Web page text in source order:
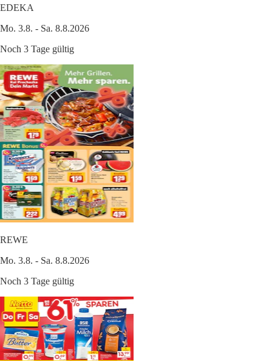
EDEKA
Mo. 3.8. - Sa. 8.8.2026
Noch 3 Tage gültig
REWE
Mo. 3.8. - Sa. 8.8.2026
Noch 3 Tage gültig